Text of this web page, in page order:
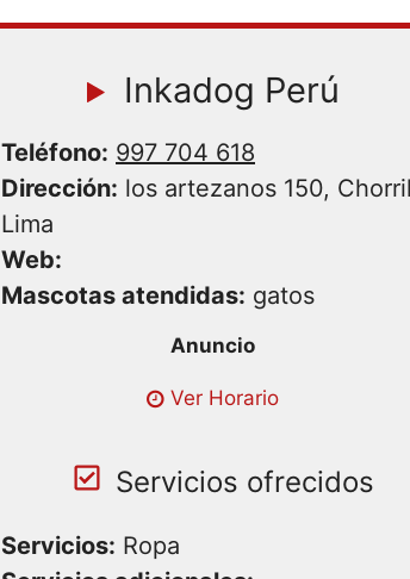
Inkadog Perú
Teléfono: 997 704 618
Dirección: los artezanos 150,
Lima
Web:
Mascotas atendidas: gatos
Ver Horario
Servicios ofrecidos
Servicios: Ropa